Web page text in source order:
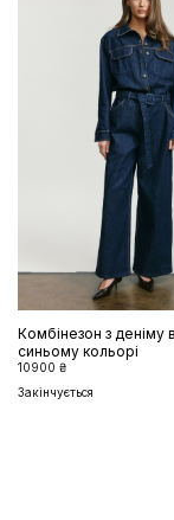
Комбінезон з деніму
синьому кольорі
10900 ₴
Закінчується